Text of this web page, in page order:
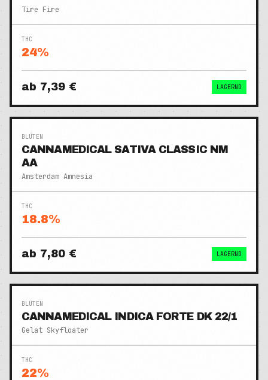
Tire Fire
THC
24%
ab 7,39 € LAGERND
BLÜTEN
CANNAMEDICAL SATIVA CLASSIC NM
AA
Amsterdam Amnesia
THC
18.8%
ab 7,80 € LAGERND
BLÜTEN
CANNAMEDICAL INDICA FORTE DK 22/1
Gelat Skyfloater
THC
22%